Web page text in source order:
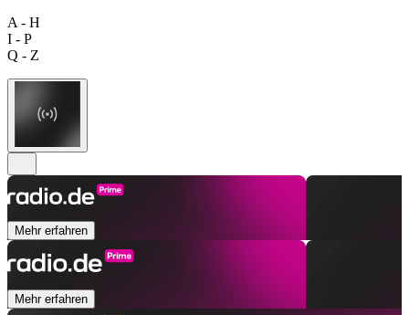
A - H
I - P
Q - Z
Mehr erfahren
Mehr erfahren